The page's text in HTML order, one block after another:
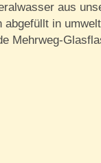
aus
abgefüllt in
Mehrweg-